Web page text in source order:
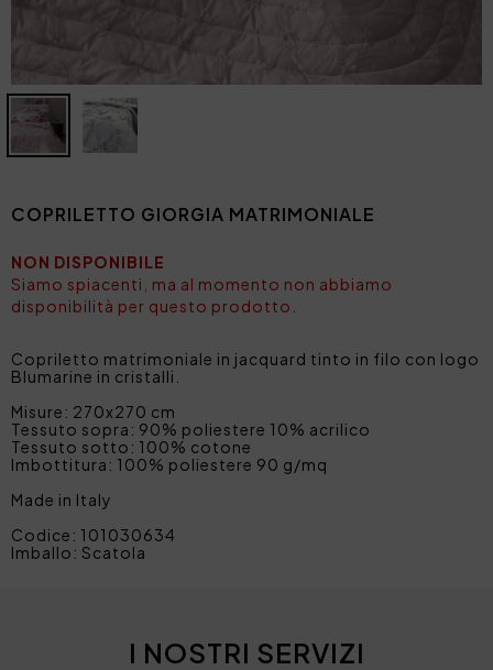
COPRILETTO GIORGIA MATRIMONIALE
NON DISPONIBILE
Siamo spiacenti, ma al momento non abbiamo
disponibilità per questo prodotto.
Copriletto matrimoniale in jacquard tinto in filo con logo
Blumarine in cristalli.
Misure: 270x270 cm
Tessuto sopra: 90% poliestere 10% acrilico
Tessuto sotto: 100% cotone
Imbottitura: 100% poliestere 90 g/mq
Made in Italy
Codice: 101030634
Imballo: Scatola
I NOSTRI SERVIZI